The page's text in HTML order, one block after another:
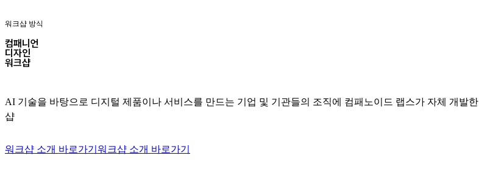
워크샵 방식
컴패니언
디자인
워크샵
AI 기술을 바탕으로 디지털 제품이나 서비스를 만드는 기업 및 기관들의 조직에 컴패노이드 랩스가 자체 개발한
샵
워크샵 소개 바로가기 워크샵 소개 바로가기